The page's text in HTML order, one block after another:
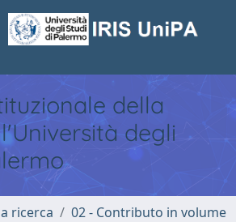
della
degli
ricerca
02 - Contributo in volume